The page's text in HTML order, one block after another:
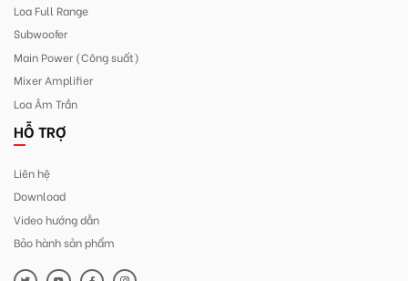
Loa Full Range
Subwoofer
Main Power (Công suất)
Mixer Amplifier
Loa Âm Trần
HỖ TRỢ
Liên hệ
Download
Video hướng dẫn
Bảo hành sản phẩm